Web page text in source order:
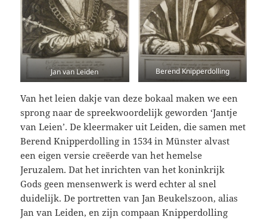
Jan van Leiden Berend Knipperdolling
Van het leien dakje van deze bokaal maken we een
sprong naar de spreekwoordelijk geworden ‘Jantje
van Leien’. De kleermaker uit Leiden, die samen met
Berend Knipperdolling in 1534 in Münster alvast
een eigen versie creëerde van het hemelse
Jeruzalem. Dat het inrichten van het koninkrijk
Gods geen mensenwerk is werd echter al snel
duidelijk. De portretten van Jan Beukelszoon, alias
Jan van Leiden, en zijn compaan Knipperdolling